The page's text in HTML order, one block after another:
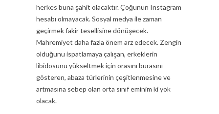
herkes buna şahit olacaktır. Çoğunun Instagram
hesabı olmayacak. Sosyal medya ile zaman
geçirmek fakir tesellisine dönüşecek.
Mahremiyet daha fazla önem arz edecek. Zengin
olduğunu ispatlamaya çalışan, erkeklerin
libidosunu yükseltmek için orasını burasını
gösteren, abaza türlerinin çeşitlenmesine ve
artmasına sebep olan orta sınıf eminim ki yok
olacak.